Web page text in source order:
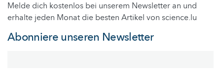
Melde dich kostenlos bei unserem Newsletter an und
erhalte jeden Monat die besten Artikel von science.lu
Abonniere unseren Newsletter